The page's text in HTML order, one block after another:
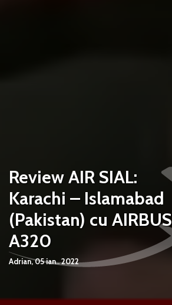
Review AIR SIAL:
Karachi – Islamabad
(Pakistan) cu AIRBUS
A320
Adrian,05 ian.. 2022